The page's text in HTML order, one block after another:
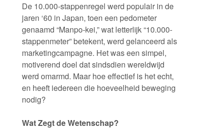
De 10.000-stappenregel werd populair in de
jaren ‘60 in Japan, toen een pedometer
genaamd “Manpo-kei,” wat letterlijk “10.000-
stappenmeter” betekent, werd gelanceerd als
marketingcampagne. Het was een simpel,
motiverend doel dat sindsdien wereldwijd
werd omarmd. Maar hoe effectief is het echt,
en heeft iedereen die hoeveelheid beweging
nodig?
Wat Zegt de Wetenschap?